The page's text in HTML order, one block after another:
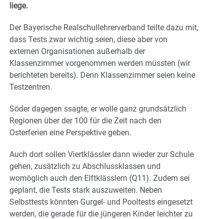
liege.
Der Bayerische Realschullehrerverband teilte dazu mit,
dass Tests zwar wichtig seien, diese aber von
externen Organisationen außerhalb der
Klassenzimmer vorgenommen werden müssten (wir
berichteten bereits). Denn Klassenzimmer seien keine
Testzentren.
Söder dagegen ssagte, er wolle ganz grundsätzlich
Regionen über der 100 für die Zeit nach den
Osterferien eine Perspektive geben.
Auch dort sollen Viertklässler dann wieder zur Schule
gehen, zusätzlich zu Abschlussklassen und
womöglich auch den Elftklässlern (Q11). Zudem sei
geplant, die Tests stark auszuweiten. Neben
Selbsttests könnten Gurgel- und Pooltests eingesetzt
werden, die gerade für die jüngeren Kinder leichter zu